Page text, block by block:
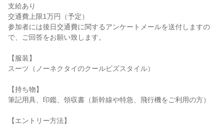
支給あり
交通費上限1万円（予定）
参加者には後日交通費に関するアンケートメールを送付しますの
で、ご回答をお願い致します。
【服装】
スーツ（ノーネクタイのクールビズスタイル）
【持ち物】
筆記用具、印鑑、領収書（新幹線や特急、飛行機をご利用の方）
【エントリー方法】